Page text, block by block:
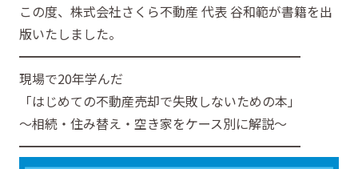
この度、株式会社さくら不動産 代表 谷和範が書籍を出
版いたしました。
━━━━━━━━━━━━━━━━━━━━━━
現場で20年学んだ
「はじめての不動産売却で失敗しないための本」
〜相続・住み替え・空き家をケース別に解説〜
━━━━━━━━━━━━━━━━━━━━━━